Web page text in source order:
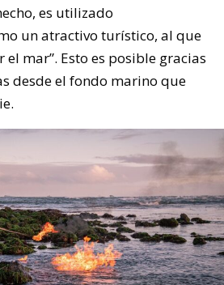
es utilizado
un atractivo turístico, al que
el mar”. Esto es posible gracias
desde el fondo marino que